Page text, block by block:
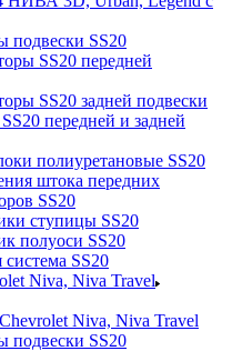
подвески SS20
SS20 передней
SS20 задней подвески
передней и задней
полиуретановые SS20
штока передних
SS20
ступицы SS20
полуоси SS20
система SS20
Niva, Niva Travel
Niva, Niva Travel
подвески SS20